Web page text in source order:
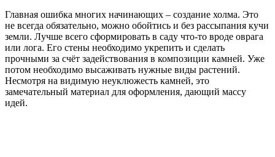
Главная ошибка многих начинающих – создание холма. Это
не всегда обязательно, можно обойтись и без рассыпания кучи
земли. Лучше всего сформировать в саду что-то вроде оврага
или лога. Его стены необходимо укрепить и сделать
прочными за счёт задействования в композиции камней. Уже
потом необходимо высаживать нужные виды растений.
Несмотря на видимую неуклюжесть камней, это
замечательный материал для оформления, дающий массу
идей.